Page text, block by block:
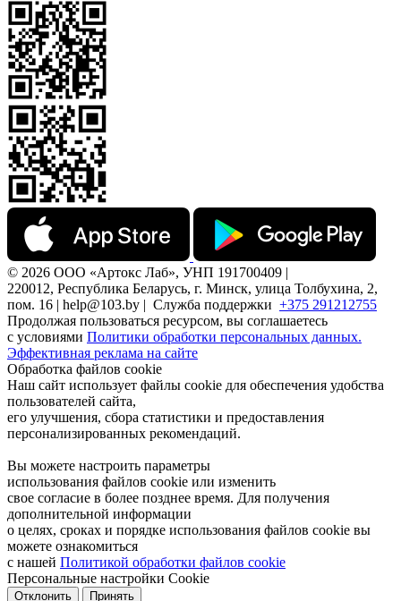
© 2026 ООО «Артокс Лаб», УНП 191700409 |
220012, Республика Беларусь, г. Минск, улица Толбухина, 2,
пом. 16 | help@103.by | Служба поддержки +375 291212755
Продолжая пользоваться ресурсом, вы соглашаетесь
с условиями Политики обработки персональных данных.
Эффективная реклама на сайте
Обработка файлов cookie
Наш сайт использует файлы cookie для обеспечения удобства
пользователей сайта,
его улучшения, сбора статистики и предоставления
персонализированных рекомендаций.
Вы можете настроить параметры
использования файлов cookie или изменить
свое согласие в более позднее время. Для получения
дополнительной информации
о целях, сроках и порядке использования файлов cookie вы
можете ознакомиться
с нашей Политикой обработки файлов cookie
Персональные настройки Cookie
Отклонить Принять